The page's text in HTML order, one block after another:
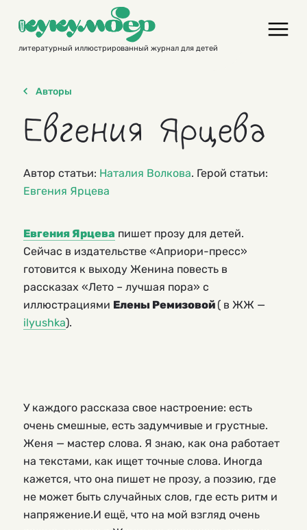
contentлитературный иллюстрированный журнал для детей
Авторы
Евгения Ярцева
Автор статьи: Наталия Волкова. Герой статьи:
Евгения Ярцева
Евгения Ярцева пишет прозу для детей.
Сейчас в издательстве «Априори-пресс»
готовится к выходу Женина повесть в
рассказах «Лето – лучшая пора» с
иллюстрациями Елены Ремизовой ( в ЖЖ —
ilyushka).
У каждого рассказа свое настроение: есть
очень смешные, есть задумчивые и грустные.
Женя — мастер слова. Я знаю, как она работает
на текстами, как ищет точные слова. Иногда
кажется, что она пишет не прозу, а поэзию, где
не может быть случайных слов, где есть ритм и
напряжение.И ещё, что на мой взгляд очень